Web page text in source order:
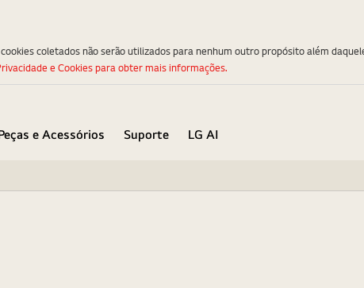
e Acessórios Suporte
LG AI
coletados não serão utilizados para nenhum outro propósito além
e Cookies para obter mais informações.